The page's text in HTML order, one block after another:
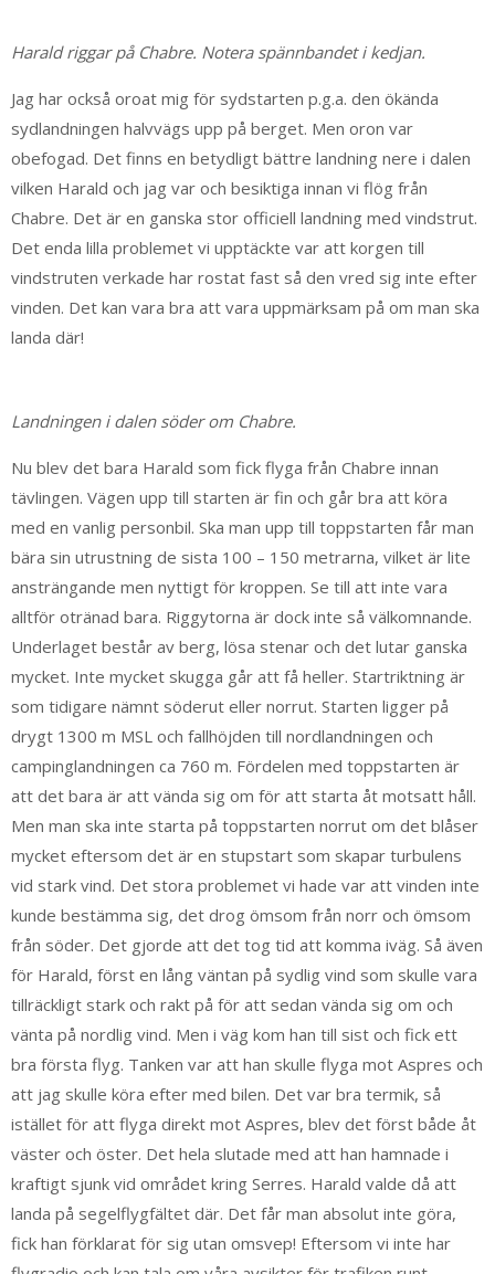
Harald riggar på Chabre. Notera spännbandet i kedjan.
Jag har också oroat mig för sydstarten p.g.a. den ökända
sydlandningen halvvägs upp på berget. Men oron var
obefogad. Det finns en betydligt bättre landning nere i dalen
vilken Harald och jag var och besiktiga innan vi flög från
Chabre. Det är en ganska stor officiell landning med vindstrut.
Det enda lilla problemet vi upptäckte var att korgen till
vindstruten verkade har rostat fast så den vred sig inte efter
vinden. Det kan vara bra att vara uppmärksam på om man ska
landa där!
Landningen i dalen söder om Chabre.
Nu blev det bara Harald som fick flyga från Chabre innan
tävlingen. Vägen upp till starten är fin och går bra att köra
med en vanlig personbil. Ska man upp till toppstarten får man
bära sin utrustning de sista 100 – 150 metrarna, vilket är lite
ansträngande men nyttigt för kroppen. Se till att inte vara
alltför otränad bara. Riggytorna är dock inte så välkomnande.
Underlaget består av berg, lösa stenar och det lutar ganska
mycket. Inte mycket skugga går att få heller. Startriktning är
som tidigare nämnt söderut eller norrut. Starten ligger på
drygt 1300 m MSL och fallhöjden till nordlandningen och
campinglandningen ca 760 m. Fördelen med toppstarten är
att det bara är att vända sig om för att starta åt motsatt håll.
Men man ska inte starta på toppstarten norrut om det blåser
mycket eftersom det är en stupstart som skapar turbulens
vid stark vind. Det stora problemet vi hade var att vinden inte
kunde bestämma sig, det drog ömsom från norr och ömsom
från söder. Det gjorde att det tog tid att komma iväg. Så även
för Harald, först en lång väntan på sydlig vind som skulle vara
tillräckligt stark och rakt på för att sedan vända sig om och
vänta på nordlig vind. Men i väg kom han till sist och fick ett
bra första flyg. Tanken var att han skulle flyga mot Aspres och
att jag skulle köra efter med bilen. Det var bra termik, så
istället för att flyga direkt mot Aspres, blev det först både åt
väster och öster. Det hela slutade med att han hamnade i
kraftigt sjunk vid området kring Serres. Harald valde då att
landa på segelflygfältet där. Det får man absolut inte göra,
fick han förklarat för sig utan omsvep! Eftersom vi inte har